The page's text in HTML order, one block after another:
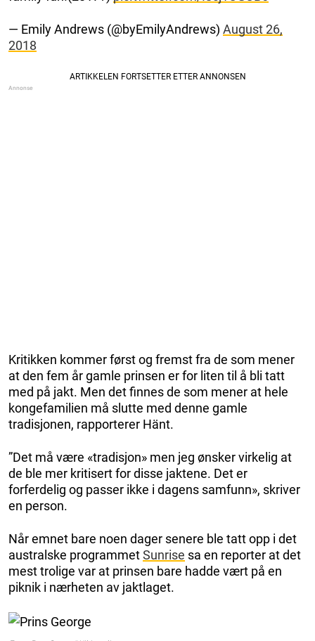
— Emily Andrews (@byEmilyAndrews) August 26,
2018
Kritikken kommer først og fremst fra de som mener
at den fem år gamle prinsen er for liten til å bli tatt
med på jakt. Men det finnes de som mener at hele
kongefamilien må slutte med denne gamle
tradisjonen, rapporterer Hänt.
”Det må være «tradisjon» men jeg ønsker virkelig at
de ble mer kritisert for disse jaktene. Det er
forferdelig og passer ikke i dagens samfunn», skriver
en person.
Når emnet bare noen dager senere ble tatt opp i det
australske programmetSunrise sa en reporter at det
mest trolige var at prinsen bare hadde vært på en
piknik i nærheten av jaktlaget.